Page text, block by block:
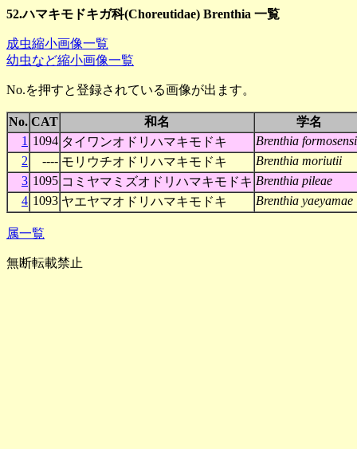
52.ハマキモドキガ科(Choreutidae) Brenthia 一覧
成虫縮小画像一覧
幼虫など縮小画像一覧
No.を押すと登録されている画像が出ます。
No. CAT 和名
学名
1 1094 タイワンオドリハマキモドキ
Brenthia
2
---- モリウチオドリハマキモドキ
Brenthia moriutii
3 1095 コミヤマミズオドリハマキモドキ Brenthia pileae
4 1093 ヤエヤマオドリハマキモドキ Brenthia yaeyamae
属一覧
無断転載禁止